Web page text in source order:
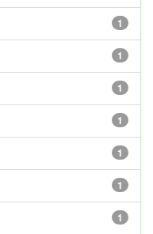
1
1
1
1
1
1
1